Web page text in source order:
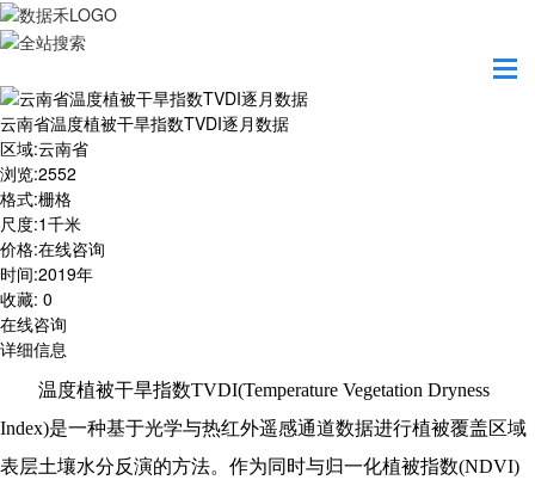
云南省温度植被干旱指数TVDI逐月数据
区域:云南省
浏览:2552
格式:栅格
尺度:1千米
价格:在线咨询
时间:2019年
收藏: 0
在线咨询
详细信息
温度植被干旱指数TVDI(Temperature Vegetation Dryness
Index)是一种基于光学与热红外遥感通道数据进行植被覆盖区域
表层土壤水分反演的方法。作为同时与归一化植被指数(NDVI)